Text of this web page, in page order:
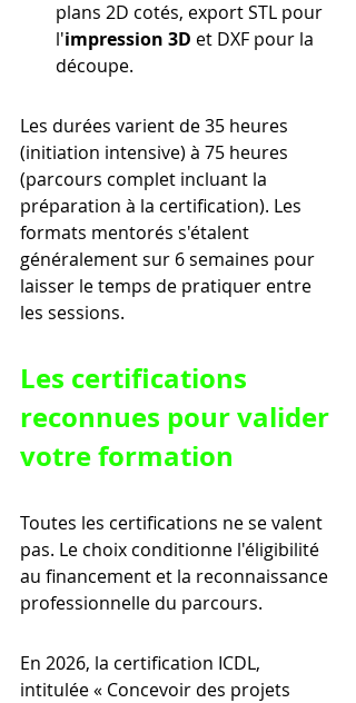
plans 2D cotés, export STL pour
l'impression 3D et DXF pour la
découpe.
Les durées varient de 35 heures
(initiation intensive) à 75 heures
(parcours complet incluant la
préparation à la certification). Les
formats mentorés s'étalent
généralement sur 6 semaines pour
laisser le temps de pratiquer entre
les sessions.
Les certifications
reconnues pour valider
votre formation
Toutes les certifications ne se valent
pas. Le choix conditionne l'éligibilité
au financement et la reconnaissance
professionnelle du parcours.
En 2026, la certification ICDL,
intitulée « Concevoir des projets